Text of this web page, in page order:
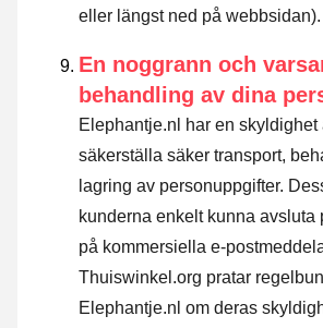
eller längst ned på webbsidan).
En noggrann och
behandling av dina
Elephantje.nl har en skyldighet
säkerställa säker transport,
lagring av personuppgifter.
kunderna enkelt kunna avsluta
på kommersiella e-
Thuiswinkel.org pratar
Elephantje.nl om deras